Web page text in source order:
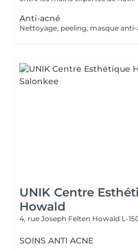
Anti-acné
Nettoyage, peeling, masque
UNIK Centre
Howald
4, rue Joseph Felten Howald L-
SOINS ANTI ACNE